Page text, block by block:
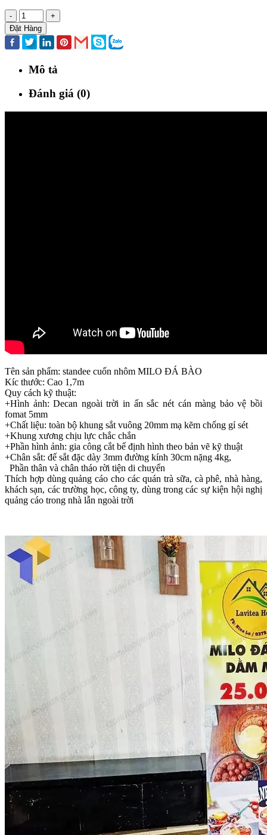
-
+
Đặt Hàng
Mô tả
Đánh giá (0)
Tên sản phẩm: standee cuốn nhôm MILO ĐÁ BÀO
Kíc thước: Cao 1,7m
Quy cách kỹ thuật:
+Hình ảnh: Decan ngoài trời in ấn sắc nét cán màng bảo vệ bồi
fomat 5mm
+Chất liệu: toàn bộ khung sắt vuông 20mm mạ kẽm chống gỉ sét
+Khung xương chịu lực chắc chắn
+Phần hình ảnh: gia công cắt bế định hình theo bản vẽ kỹ thuật
+Chân sắt: đế sắt đặc dày 3mm đường kính 30cm nặng 4kg,
Phần thân và chân tháo rời tiện di chuyển
Thích hợp dùng quảng cáo cho các quán trà sữa, cà phê, nhà hàng,
khách sạn, các trường học, công ty, dùng trong các sự kiện hội nghị
quảng cáo trong nhà lẫn ngoài trời